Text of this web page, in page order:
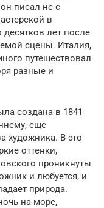
писал не с
в
лет после
сцены. Италия,
путешествовал
разные и
создана в 1841
еще
художника. В это
оттенки,
проникнуты
и любуется, и
природа.
на море,